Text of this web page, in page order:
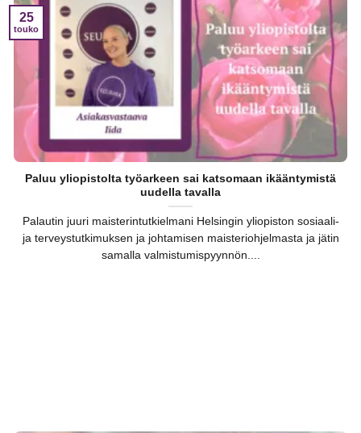
Paluu yliopistolta työarkeen sai katsomaan ikääntymistä
uudella tavalla
Palautin juuri maisterintutkielmani Helsingin yliopiston sosiaali-
ja terveystutkimuksen ja johtamisen maisteriohjelmasta ja jätin
samalla valmistumispyynnön....
25
touko